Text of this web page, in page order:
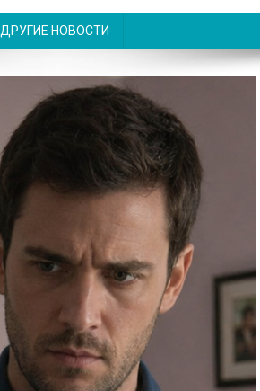
ДРУГИЕ НОВОСТИ